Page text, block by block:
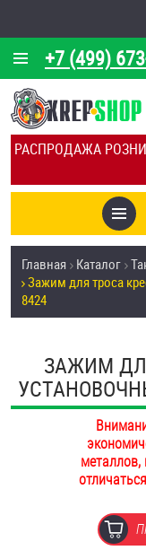
РАСПРОДАЖА
+7 (499)
О КОМПАНИИ
КАЛЬКУЛЯТОР
ОТЗЫВЫ
УСЛУГИ
СКИДКИ
ПОКУПАТЕЛЯМ
ОПЛАТА И
НАШИ
Товары
Анкеры
Болты и
Главная Каталог
Зажим для троса
8424
ЗАЖИМ
металлов,